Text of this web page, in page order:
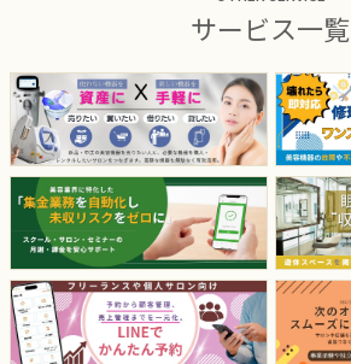
サービス一覧